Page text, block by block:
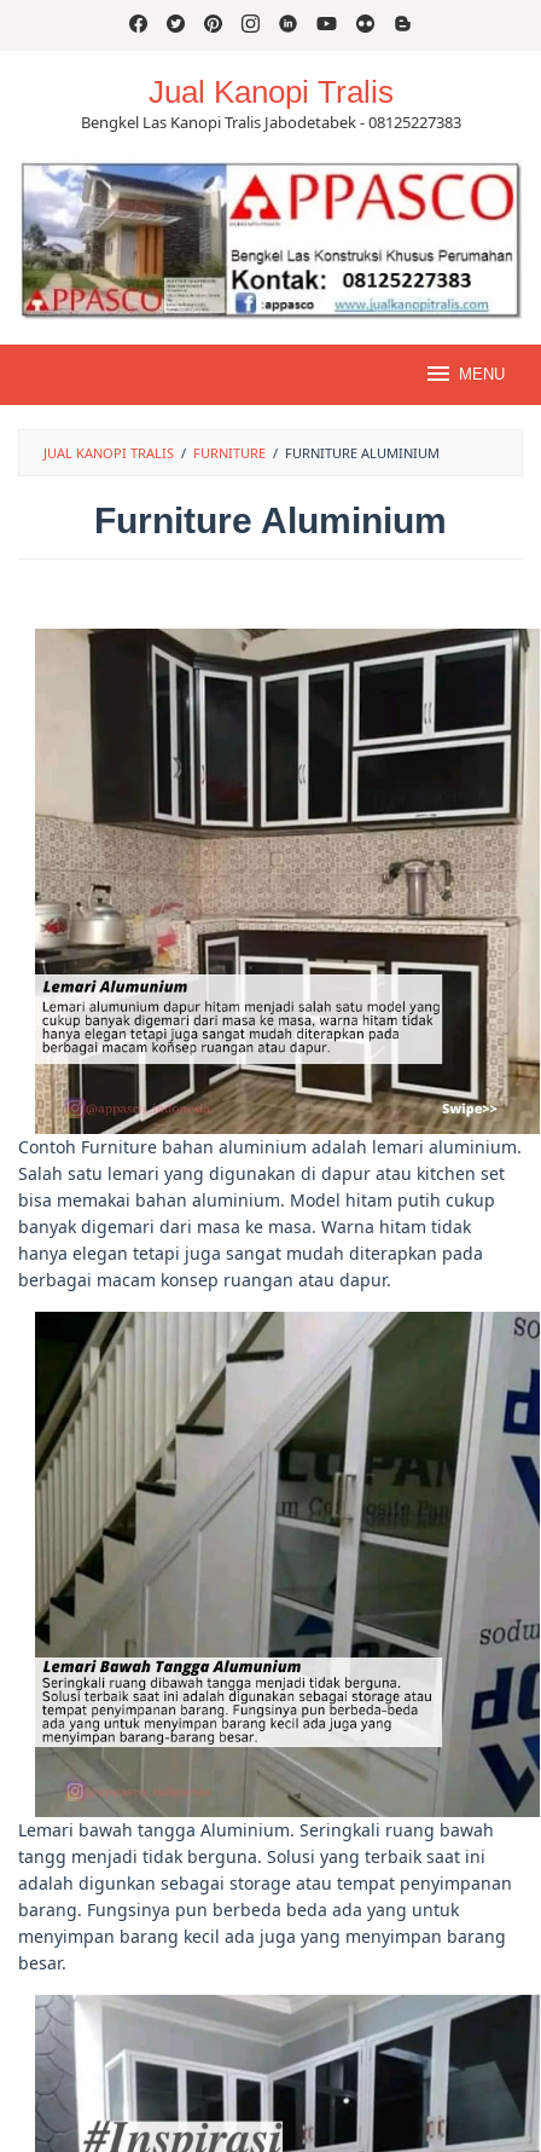
Jual Kanopi Tralis
Bengkel Las Kanopi Tralis Jabodetabek - 08125227383
MENU
JUAL KANOPI TRALIS / FURNITURE / FURNITURE ALUMINIUM
Furniture Aluminium
Contoh Furniture bahan aluminium adalah lemari aluminium.
Salah satu lemari yang digunakan di dapur atau kitchen set
bisa memakai bahan aluminium. Model hitam putih cukup
banyak digemari dari masa ke masa. Warna hitam tidak
hanya elegan tetapi juga sangat mudah diterapkan pada
berbagai macam konsep ruangan atau dapur.
Lemari bawah tangga Aluminium. Seringkali ruang bawah
tangg menjadi tidak berguna. Solusi yang terbaik saat ini
adalah digunkan sebagai storage atau tempat penyimpanan
barang. Fungsinya pun berbeda beda ada yang untuk
menyimpan barang kecil ada juga yang menyimpan barang
besar.